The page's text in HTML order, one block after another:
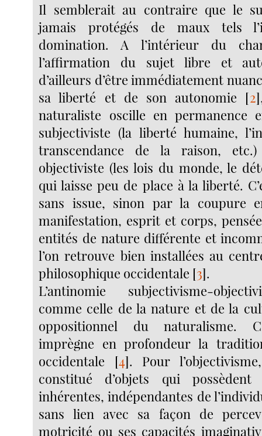
Il semblerait au contraire que le
jamais protégés de maux tels
domination. A l’intérieur du
l’affirmation du sujet libre et
d’ailleurs d’être immédiatement
sa liberté et de son autonomie [2]
naturaliste oscille en permanence
subjectiviste (la liberté humaine,
transcendance de la raison,
objectiviste (les lois du monde, le
qui laisse peu de place à la liberté.
sans issue, sinon par la coupure
manifestation, esprit et corps,
entités de nature différente et
l’on retrouve bien installées au
philosophique occidentale [3].
L’antinomie subjectivisme-
comme celle de la nature et de la
oppositionnel du naturalisme.
imprègne en profondeur la
occidentale [4]. Pour
constitué d’objets qui
inhérentes, indépendantes de
sans lien avec sa façon de
motricité ou ses capacités